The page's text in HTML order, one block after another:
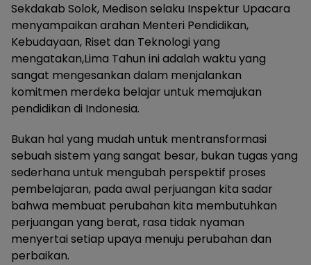
Sekdakab Solok, Medison selaku Inspektur Upacara
menyampaikan arahan Menteri Pendidikan,
Kebudayaan, Riset dan Teknologi yang
mengatakan,Lima Tahun ini adalah waktu yang
sangat mengesankan dalam menjalankan
komitmen merdeka belajar untuk memajukan
pendidikan di Indonesia.
Bukan hal yang mudah untuk mentransformasi
sebuah sistem yang sangat besar, bukan tugas yang
sederhana untuk mengubah perspektif proses
pembelajaran, pada awal perjuangan kita sadar
bahwa membuat perubahan kita membutuhkan
perjuangan yang berat, rasa tidak nyaman
menyertai setiap upaya menuju perubahan dan
perbaikan.